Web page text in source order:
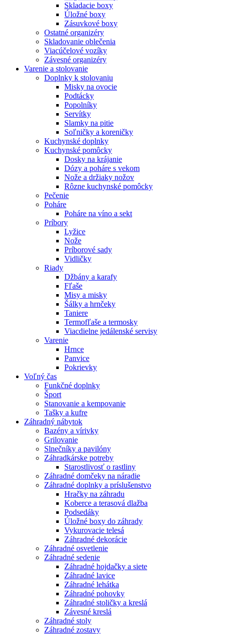
Skladacie boxy
Úložné boxy
Zásuvkové boxy
Ostatné organizéry
Skladovanie oblečenia
Viacúčelové vozíky
Závesné organizéry
Varenie a stolovanie
Doplnky k stolovaniu
Misky na ovocie
Podtácky
Popolníky
Servítky
Slamky na pitie
Soľničky a koreničky
Kuchynské doplnky
Kuchynské pomôcky
Dosky na krájanie
Dózy a poháre s vekom
Nože a držiaky nožov
Rôzne kuchynské pomôcky
Pečenie
Poháre
Poháre na víno a sekt
Príbory
Lyžice
Nože
Príborové sady
Vidličky
Riady
Džbány a karafy
Fľaše
Misy a misky
Šálky a hrnčeky
Taniere
Termofľaše a termosky
Viacdielne jedálenské servisy
Varenie
Hrnce
Panvice
Pokrievky
Voľný čas
Funkčné doplnky
Šport
Stanovanie a kempovanie
Tašky a kufre
Záhradný nábytok
Bazény a vírivky
Grilovanie
Slnečníky a pavilóny
Záhradkárske potreby
Starostlivosť o rastliny
Záhradné domčeky na náradie
Záhradné doplnky a príslušenstvo
Hračky na záhradu
Koberce a terasová dlažba
Podsedáky
Úložné boxy do záhrady
Vykurovacie telesá
Záhradné dekorácie
Záhradné osvetlenie
Záhradné sedenie
Záhradné hojdačky a siete
Záhradné lavice
Záhradné lehátka
Záhradné pohovky
Záhradné stoličky a kreslá
Závesné kreslá
Záhradné stoly
Záhradné zostavy